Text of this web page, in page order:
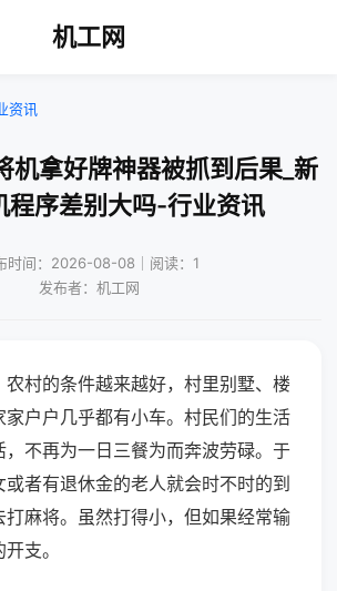
机工网
资讯
机拿好牌神器被抓到后果_新
程序差别大吗-行业资讯
时间：2026-08-08｜阅读：1
发布者：机工网
村的条件越来越好，村里别墅、楼
家户户几乎都有小车。村民们的生活
，不再为一日三餐为而奔波劳碌。于
者有退休金的老人就会时不时的到
打麻将。虽然打得小，但如果经常输
支。